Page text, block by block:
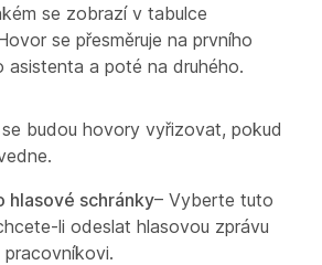
se zobrazí v tabulce
se přesměruje na prvního
asistenta a poté na druhého.
budou hovory vyřizovat, pokud
hlasové schránky– Vyberte tuto
li odeslat hlasovou zprávu
pracovníkovi.